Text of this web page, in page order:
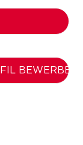
BEWERBEN